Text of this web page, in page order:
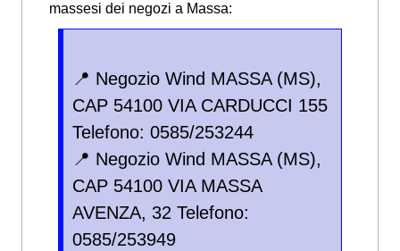
massesi dei negozi a Massa:
📍 Negozio Wind MASSA (MS),
CAP 54100 VIA CARDUCCI 155
Telefono: 0585/253244
📍 Negozio Wind MASSA (MS),
CAP 54100 VIA MASSA
AVENZA, 32 Telefono:
0585/253949